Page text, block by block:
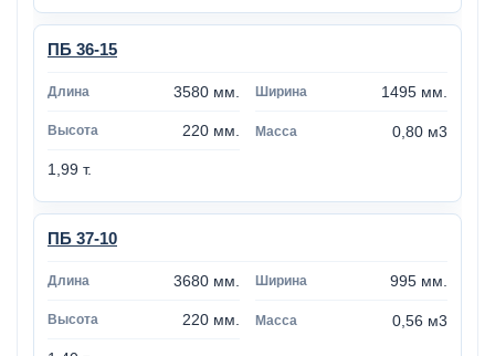
ПБ 36-15
3580 мм. 1495 мм.
220 мм. 0,80 м3
1,99 т.
ПБ 37-10
3680 мм. 995 мм.
220 мм. 0,56 м3